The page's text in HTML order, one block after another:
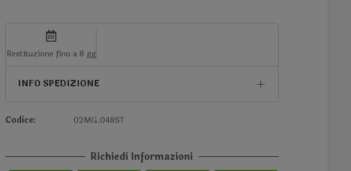
Restituzione fino a 8 gg
INFO SPEDIZIONE
Codice: 02MG.048ST
Richiedi Informazioni